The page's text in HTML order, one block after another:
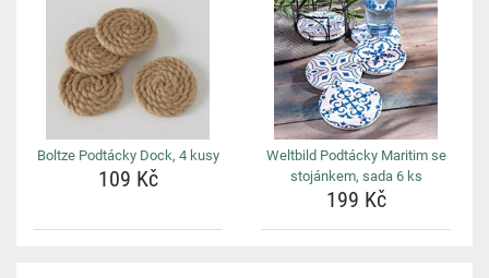
Boltze Podtácky Dock, 4 kusy
109 Kč
Weltbild Podtácky Maritim se
stojánkem, sada 6 ks
199 Kč